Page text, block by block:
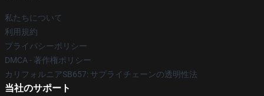
私たちについて
利用規約
プライバシーポリシー
DMCA - 著作権ポリシー
カリフォルニアSB657: サプライチェーンの透明性法
当社のサポート